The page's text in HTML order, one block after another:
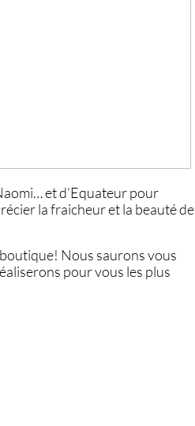
et d’Equateur pour
la fraicheur et la beauté de
Nous saurons vous
pour vous les plus